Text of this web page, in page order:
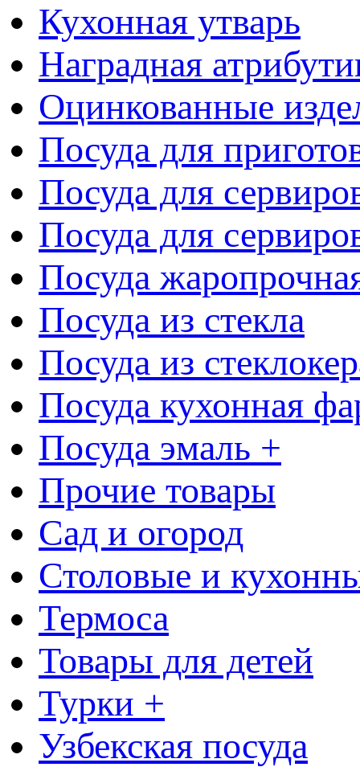
Кухонная утварь
Наградная
Оцинкованные
Посуда для
Посуда для
Посуда для
Посуда
Посуда из стекла
Посуда из
Посуда кухонная
Посуда эмаль +
Прочие товары
Сад и огород
Столовые и
Термоса
Товары для детей
Турки +
Узбекская посуда